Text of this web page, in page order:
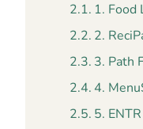
1. Food
2.
3. Path
4.
5. ENTR